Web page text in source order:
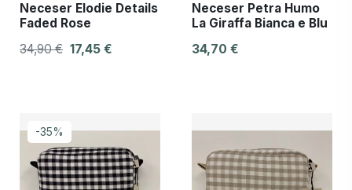
Neceser Elodie Details
Faded Rose
34,90 € 17,45 €
Neceser Petra Humo
La Giraffa Bianca e Blu
34,70 €
-35%